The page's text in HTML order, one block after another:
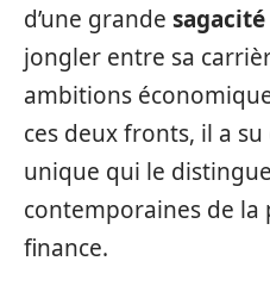
d’une grande sagacité
jongler entre sa
ambitions
ces deux fronts, il a
unique qui le
contemporaines de la
finance.